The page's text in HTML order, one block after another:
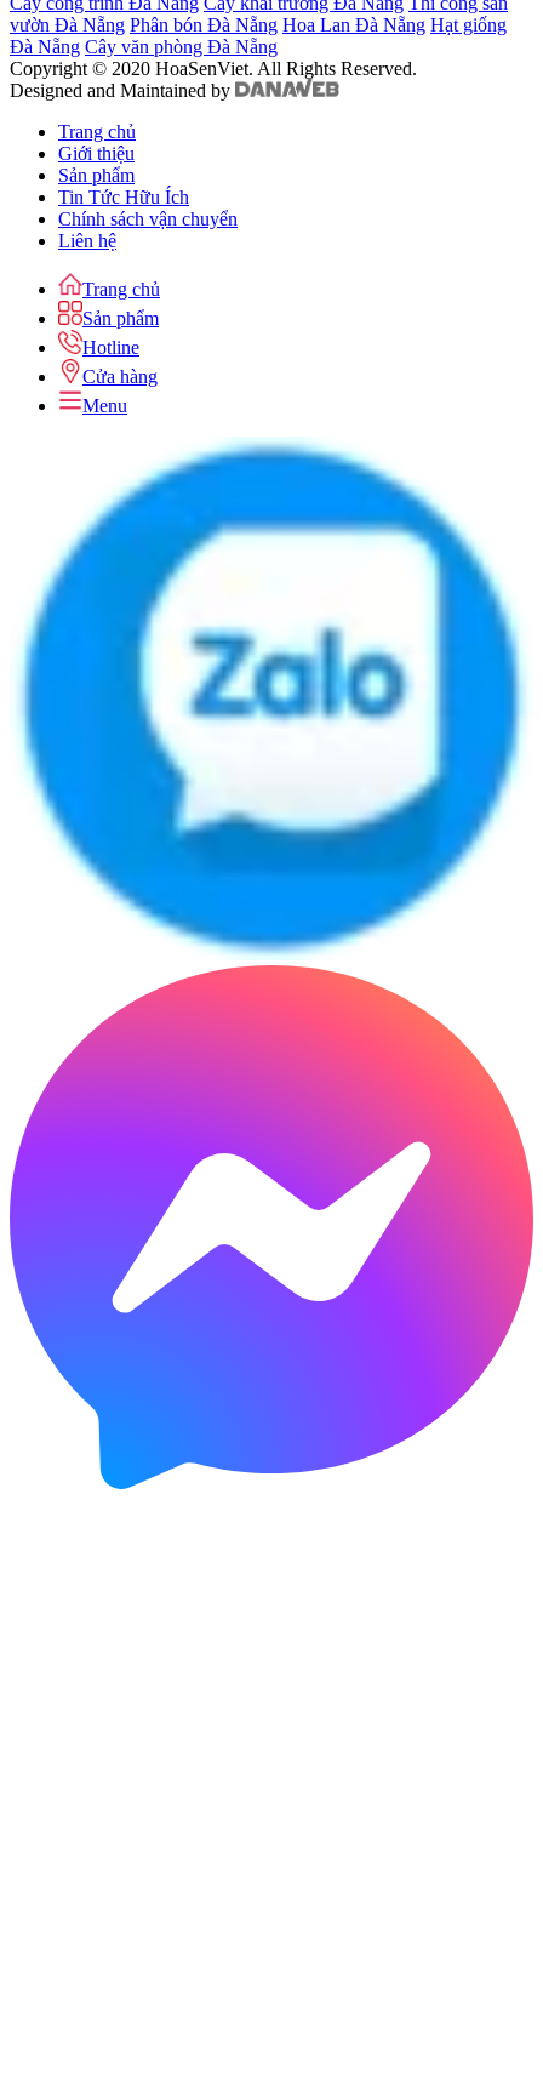
vườn Đà Nẵng Phân bón Đà Nẵng Hoa Lan Đà Nẵng Hạt giống
Đà Nẵng Cây văn phòng Đà Nẵng
Copyright © 2020 HoaSenViet. All Rights Reserved.
Designed and Maintained by
Trang chủ
Giới thiệu
Sản phẩm
Tin Tức Hữu Ích
Chính sách vận chuyển
Liên hệ
Trang chủ
Sản phẩm
Hotline
Cửa hàng
Menu